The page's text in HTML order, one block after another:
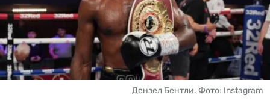
ЧМ-2026
ДРУГИЕ
БУКМЕКЕРЫ
Дензел Бентли. Фото: Instagram